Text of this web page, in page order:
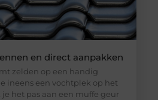
en direct aanpakken
zelden op een handig
ineens een vochtplek op het
het pas aan een muffe geur